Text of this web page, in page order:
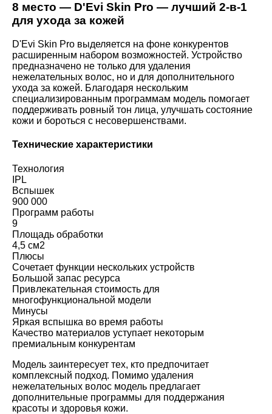
8 место — D'Evi Skin Pro — лучший 2-в-1
для ухода за кожей
D'Evi Skin Pro выделяется на фоне конкурентов
расширенным набором возможностей. Устройство
предназначено не только для удаления
нежелательных волос, но и для дополнительного
ухода за кожей. Благодаря нескольким
специализированным программам модель помогает
поддерживать ровный тон лица, улучшать состояние
кожи и бороться с несовершенствами.
Технические характеристики
Технология
IPL
Вспышек
900 000
Программ работы
9
Площадь обработки
4,5 см2
Плюсы
Сочетает функции нескольких устройств
Большой запас ресурса
Привлекательная стоимость для
многофункциональной модели
Минусы
Яркая вспышка во время работы
Качество материалов уступает некоторым
премиальным конкурентам
Модель заинтересует тех, кто предпочитает
комплексный подход. Помимо удаления
нежелательных волос модель предлагает
дополнительные программы для поддержания
красоты и здоровья кожи.